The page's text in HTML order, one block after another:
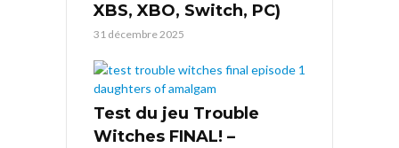
XBS, XBO, Switch, PC)
31 décembre 2025
Test du jeu Trouble
Witches FINAL! –